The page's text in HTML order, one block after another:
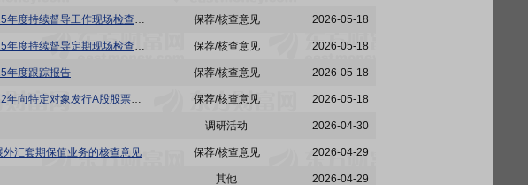
东富龙:中信证券股份有限公司关于东富龙科技集团股份有限公司2025年度持续督导工作现场检查结果及提请公司注意事项 保荐/核查意见 2026-05-18
东富龙:中信证券股份有限公司关于东富龙科技集团股份有限公司2025年度持续督导定期现场检查报告 保荐/核查意见 2026-05-18
年度跟踪报告 保荐/核查意见 2026-05-18
东富龙:中信证券股份有限公司关于东富龙科技集团股份有限公司2022年向特定对象发行A股股票之持续督导保荐总结报告书 保荐/核查意见 2026-05-18
调研活动 2026-04-30
汇套期保值业务的核查意见 保荐/核查意见 2026-04-29
其他 2026-04-29